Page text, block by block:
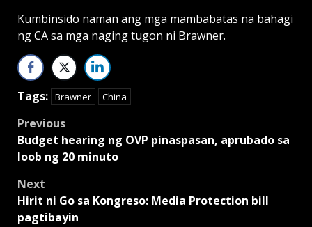
Kumbinsido naman ang mga mambabatas na bahagi
ng CA sa mga naging tugon ni Brawner.
Tags: Brawner China
Post
navigation
Previous
Budget hearing ng OVP pinaspasan, aprubado sa
loob ng 20 minuto
Next
Hirit ni Go sa Kongreso: Media Protection bill
pagtibayin